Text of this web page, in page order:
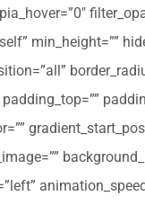
min_height=””